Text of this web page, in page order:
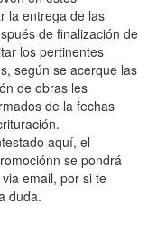
la entrega de las
de finalización de
los pertinentes
según se acerque las
de obras les
de la fechas
aquí, el
se pondrá
email, por si te
duda.